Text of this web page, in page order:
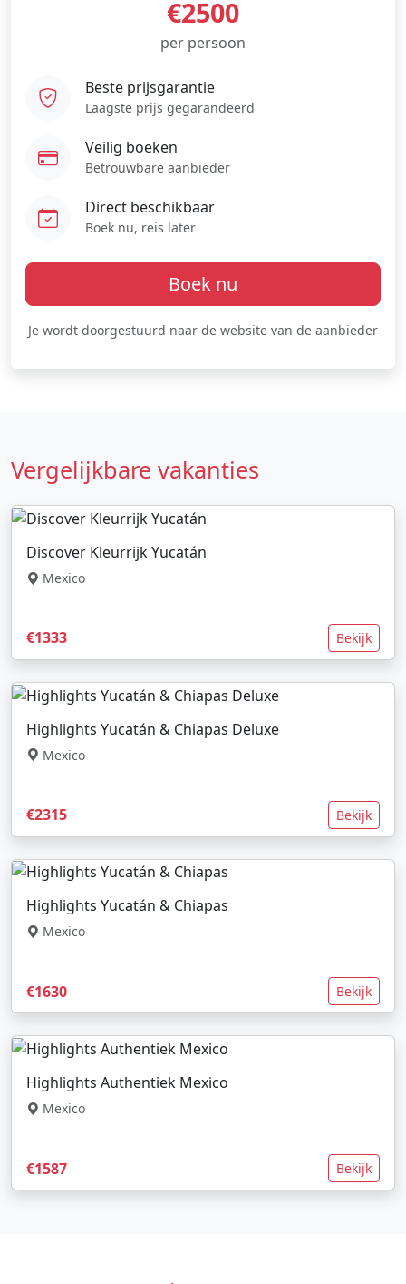
€2500
per persoon
Beste prijsgarantie
Laagste prijs gegarandeerd
Veilig boeken
Betrouwbare aanbieder
Direct beschikbaar
Boek nu, reis later
Boek nu
Je wordt doorgestuurd naar de website van de aanbieder
Vergelijkbare vakanties
Discover Kleurrijk Yucatán
Mexico
€1333 Bekijk
Highlights Yucatán & Chiapas Deluxe
Mexico
€2315 Bekijk
Highlights Yucatán & Chiapas
Mexico
€1630 Bekijk
Highlights Authentiek Mexico
Mexico
€1587 Bekijk